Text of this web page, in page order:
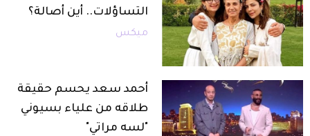
التساؤلات.. أين أصالة؟
ميكس
أحمد سعد يحسم حقيقة
طلاقه من علياء بسيوني
"لسه مراتي"